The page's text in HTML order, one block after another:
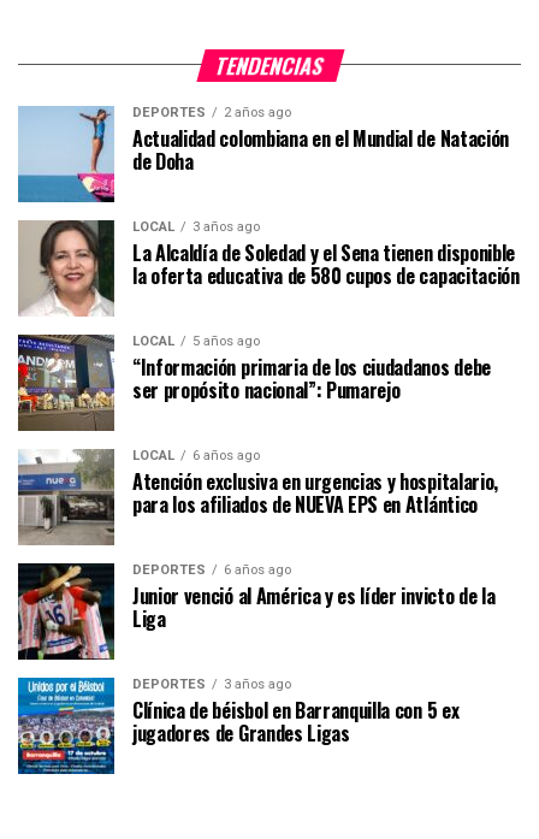
TENDENCIAS
DEPORTES 2 años ago
Actualidad colombiana en el Mundial de Natación
de Doha
LOCAL 3 años ago
La Alcaldía de Soledad y el Sena tienen disponible
la oferta educativa de 580 cupos de capacitación
LOCAL 5 años ago
“Información primaria de los ciudadanos debe
ser propósito nacional”: Pumarejo
LOCAL 6 años ago
Atención exclusiva en urgencias y hospitalario,
para los afiliados de NUEVA EPS en Atlántico
DEPORTES 6 años ago
Junior venció al América y es líder invicto de la
Liga
DEPORTES 3 años ago
Clínica de béisbol en Barranquilla con 5 ex
jugadores de Grandes Ligas